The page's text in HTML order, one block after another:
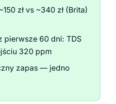
zł vs ~340 zł (Brita)
pierwsze 60 dni: TDS
320 ppm
zapas — jedno